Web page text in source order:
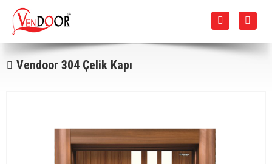
Vendoor 304 Çelik Kapı